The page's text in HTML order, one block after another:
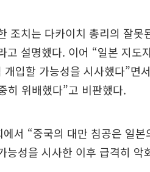
조치는 다카이치 총리의 잘못
고 설명했다. 이어 “일본 지도
입할 가능성을 시사했다”면
히 위배했다”고 비판했다.
서 “중국의 대만 침공은 일
능성을 시사한 이후 급격히 악